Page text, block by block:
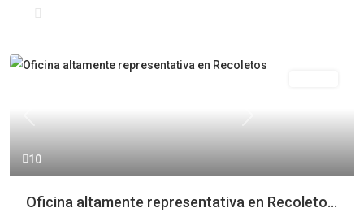
10
Previous Next
Oficina altamente representativa en Recoleto...